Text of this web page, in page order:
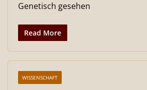
Genetisch gesehen
Read More
WISSENSCHAFT